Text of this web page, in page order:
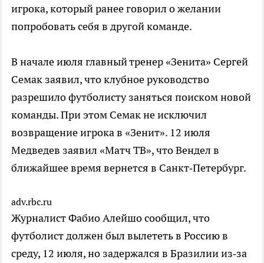
игрока, который ранее говорил о желании
попробовать себя в другой команде.
В начале июля главный тренер «Зенита» Сергей
Семак заявил, что клубное руководство
разрешило футболисту заняться поиском новой
команды. При этом Семак не исключил
возвращение игрока в «Зенит». 12 июля
Медведев заявил «Матч ТВ», что Вендел в
ближайшее время вернется в Санкт‑Петербург.
adv.rbc.ru
Журналист Фабио Алейшо сообщил, что
футболист должен был вылететь в Россию в
среду, 12 июля, но задержался в Бразилии из‑за